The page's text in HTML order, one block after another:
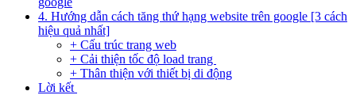
4. Hướng dẫn cách tăng thứ hạng website trên google [3 cách
hiệu quả nhất]
+ Cấu trúc trang web
+ Cải thiện tốc độ load trang
+ Thân thiện với thiết bị di động
Lời kết